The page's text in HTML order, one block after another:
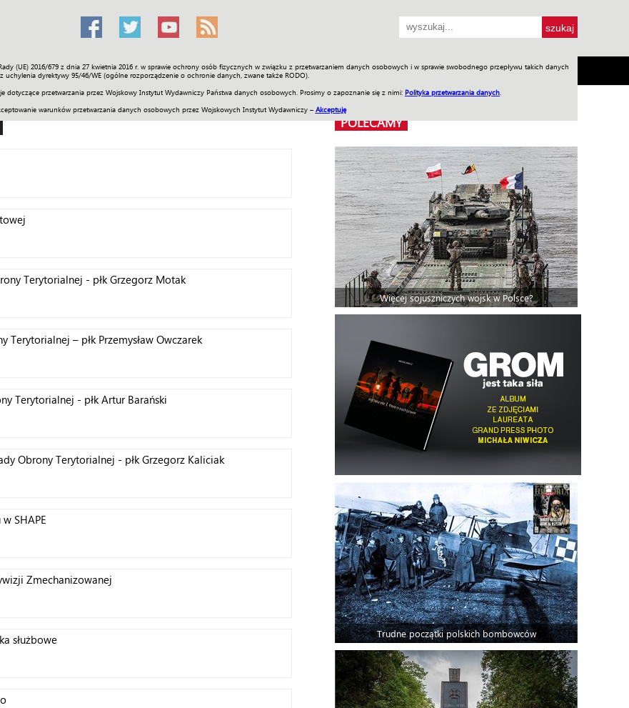
(UE) 2016/679 z dnia 27 kwietnia 2016 r. w sprawie ochrony osób fizycznych w związku z przetwarzaniem danych osobowych i w sprawie swobodnego przepływu takich danych
uchylenia dyrektywy 95/46/WE (ogólne rozporządzenie o ochronie danych, zwane także RODO).
dotyczące przetwarzania przez Wojskowy Instytut Wydawniczy Państwa danych osobowych. Prosimy o zapoznanie się z nimi: Polityka przetwarzania danych
warunków przetwarzania danych osobowych przez Wojskowych Instytut Wydawniczy – Akceptuję
Społeczność Sport Historia Galerie Wideo ENGLISH SKLEP Jednodniówki Praca w WIW
Terytorialnej - płk Grzegorz Motak
– płk Przemysław Owczarek
Terytorialnej - płk Artur Barański
Obrony Terytorialnej - płk Grzegorz Kaliciak
SHAPE
Zmechanizowanej
służbowe
POLECAMY
Więcej sojuszniczych wojsk w Polsce?
Trudne początki polskich bombowców